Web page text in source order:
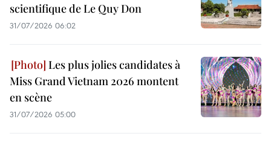
scientifique de Le Quy Don
31/07/2026 06:02
Les plus jolies candidates à
Miss Grand Vietnam 2026 montent
en scène
31/07/2026 05:00